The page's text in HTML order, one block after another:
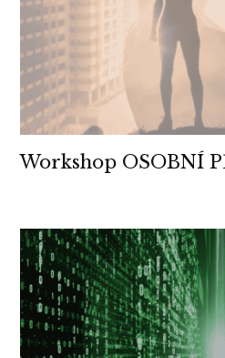
Workshop OSOBNÍ